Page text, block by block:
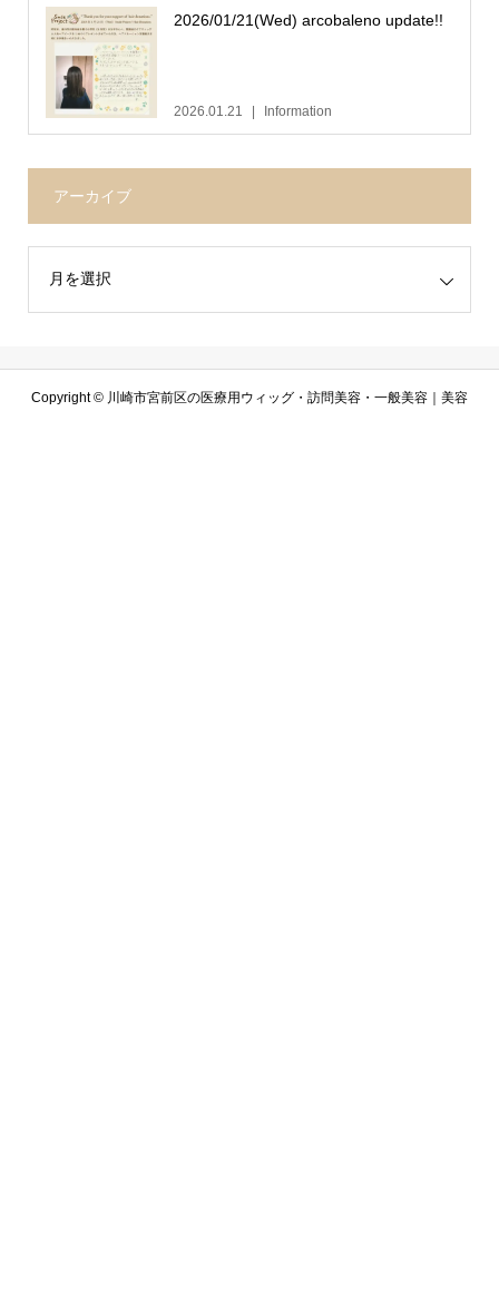
2026/01/21(Wed) arcobaleno update!!
2026.01.21 Information
アーカイブ
Copyright © 川崎市宮前区の医療用ウィッグ・訪問美容・一般美容｜美容